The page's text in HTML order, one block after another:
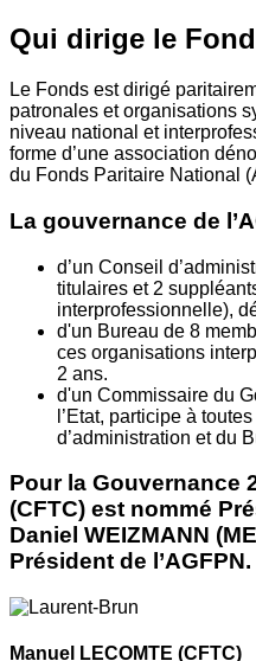
Qui dirige le
Le Fonds est dirigé
patronales et organisations
niveau national et
forme d’une association
du Fonds Paritaire National
La gouvernance de
d’un Conseil
titulaires et 2
interprofessionnelle),
d'un Bureau de 8
ces organisations
2 ans.
d'un Commissaire du
l’Etat, participe à
d’administration et du
Pour la Gouvernance
(CFTC) est nommé
Daniel WEIZMANN
Président de l’AGFPN.
Manuel LECOMTE (CFTC)